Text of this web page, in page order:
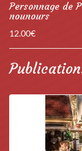
Personnage de
nounours
12.00€